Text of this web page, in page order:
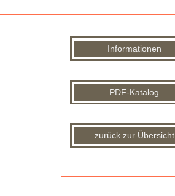
Informationen
PDF-Katalog
zurück zur Übersicht